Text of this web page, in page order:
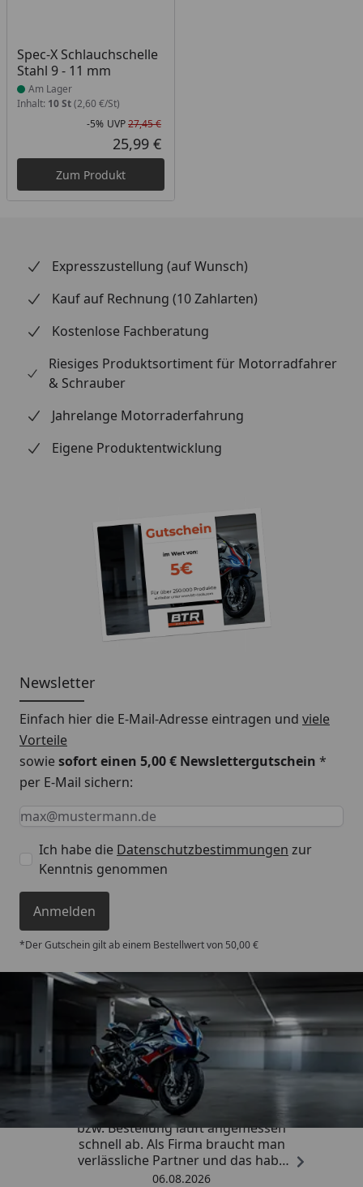
Spec-X Schlauchschelle
Stahl 9 - 11 mm
Produkt am Lager
Am Lager
Inhalt: 10 St(2,60 €/St)
Rabatt in Prozent
-5%
Ursprünglicher Preis
UVP27,45 €
Aktueller Preis
25,99 €
Zum Produkt
Expresszustellung (auf Wunsch)
Kauf auf Rechnung (10 Zahlarten)
Kostenlose Fachberatung
Riesiges Produktsortiment für Motorradfahrer
& Schrauber
Jahrelange Motorraderfahrung
Eigene Produktentwicklung
Newsletter
Einfach hier die E-Mail-Adresse eintragen und viele
Vorteile
sowiesofort einen 5,00 € Newslettergutschein *
per E-Mail sichern:
Keine Eingabe erforderlich
Eingabe erforderlich
E-Mail *
Ich habe die Datenschutzbestimmungen zur
Kenntnis genommen
Anmelden
*Der Gutschein gilt ab einem Bestellwert von 50,00 €
Trusted Shops
4,85/ 5
„Die Abwicklung eines Auftrages
bzw. Bestellung läuft angemessen
schnell ab. Als Firma braucht man
verlässliche Partner und das habe
ich hier gefunden.“
06.08.2026